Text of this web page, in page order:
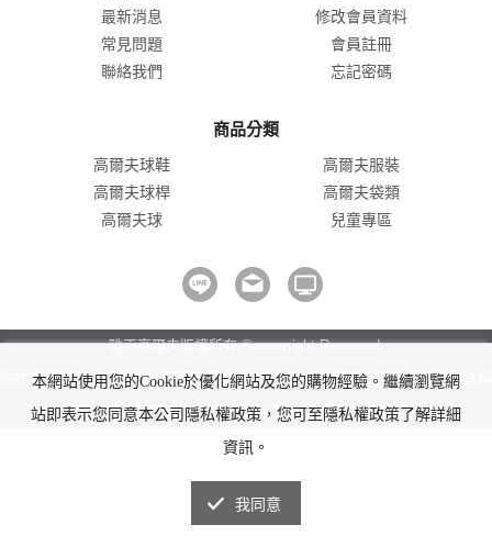
最新消息
常見問題
聯絡我們
修改會員資料
會員註冊
忘記密碼
商品分類
高爾夫球鞋
高爾夫服裝
高爾夫球桿
高爾夫袋類
高爾夫球
兒童專區
雅正高爾夫版權所有 © copyright Reserved.
防詐騙!我們不會要求並指示您至ATM操作。ATM只有匯款及轉帳功能，無法解
除分期付款或訂單錯誤問題。隨時可撥打165反詐騙諮詢專線。
本網站使用您的Cookie於優化網站及您的購物經驗。繼續瀏覽網
站即表示您同意本公司隱私權政策，您可至隱私權政策了解詳細
資訊。
我同意